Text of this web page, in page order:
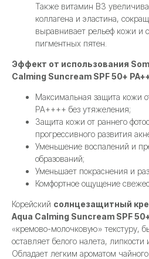
Также витамин В3
коллагена и эластина,
выравнивает рельеф кожи и
пигментных пятен.
Эффект от использования
Calming Suncream SPF 50+
Максимальная защита кожи
PA++++ без утяжеления;
Защита кожи от раннего
прогрессивного развития
Уменьшение воспалений и
образований;
Уменьшает покраснения и
Комфортное ощущение
Корейский солнцезащитный
Aqua Calming Suncream SPF
«кремово-молочковую» текстуру,
оставляет белого налета,
Обладает легким ароматом